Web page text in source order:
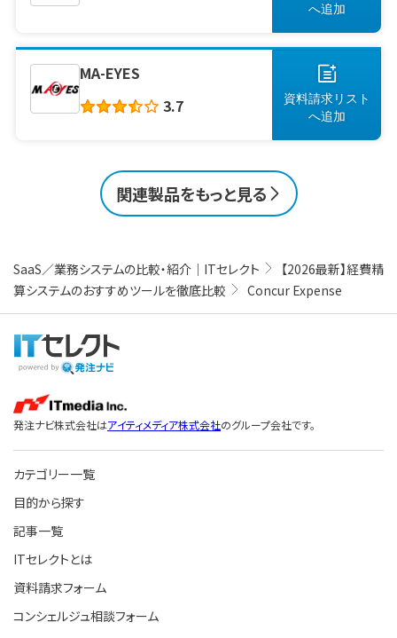
SaaS／業務システムの比較・紹介｜ITセレクト
【2026最新】経費精
算システムのおすすめツールを徹底比較
Concur Expense
へ追加
MA-EYES
3.7
資料請求リスト
へ追加
関連製品をもっと見る
発注ナビ株式会社はアイティメディア株式会社のグループ会社です。
カテゴリー一覧
目的から探す
記事一覧
ITセレクトとは
資料請求フォーム
コンシェルジュ相談フォーム